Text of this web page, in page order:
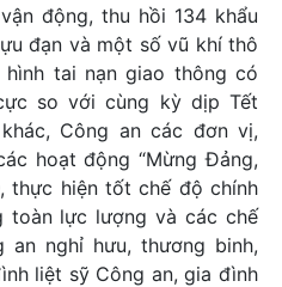
động, thu hồi 134 khẩu
đạn và một số vũ khí thô
tai nạn giao thông có
so với cùng kỳ dịp Tết
Công an các đơn vị,
hoạt động “Mừng Đảng,
thực hiện tốt chế độ chính
toàn lực lượng và các chế
nghỉ hưu, thương binh,
liệt sỹ Công an, gia đình